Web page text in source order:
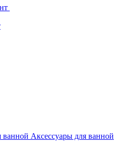
Аксессуары для ванной